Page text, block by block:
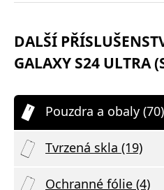
DALŠÍ
GALAXY S24 ULTRA
Pouzdra a obaly (70)
Tvrzená skla (19)
Ochranné fólie (4)